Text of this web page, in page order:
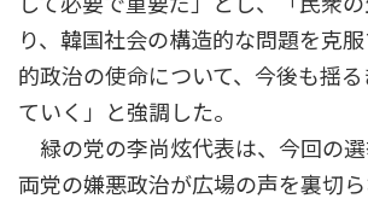
り、韓国社会の構造的な問題を克
的政治の使命について、今後も揺
ていく」と強調した。
緑の党の李尚炫代表は、今回の
両党の嫌悪政治が広場の声を裏切